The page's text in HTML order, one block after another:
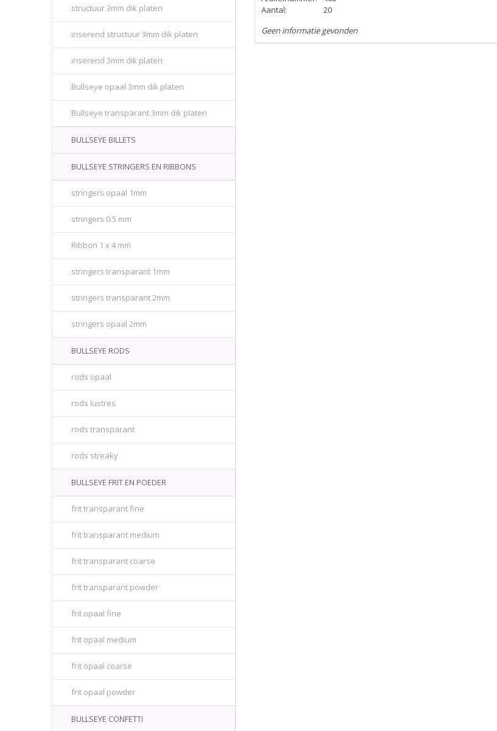
structuur 3mm dik platen
iriserend structuur 3mm dik platen
iriserend 3mm dik platen
Bullseye opaal 3mm dik platen
Bullseye transparant 3mm dik platen
BULLSEYE BILLETS
BULLSEYE STRINGERS EN RIBBONS
stringers opaal 1mm
stringers 0.5 mm
Ribbon 1 x 4 mm
stringers transparant 1mm
stringers transparant 2mm
stringers opaal 2mm
BULLSEYE RODS
rods opaal
rods lustres
rods transparant
rods streaky
BULLSEYE FRIT EN POEDER
frit transparant fine
frit transparant medium
frit transparant coarse
frit transparant powder
frit opaal fine
frit opaal medium
frit opaal coarse
frit opaal powder
BULLSEYE CONFETTI
Aantal:
20
Geen informatie gevonden